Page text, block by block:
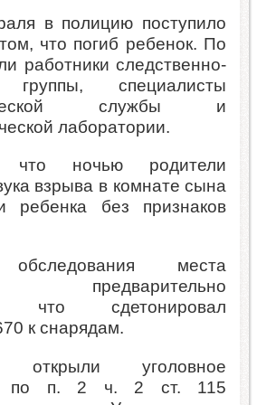
в полицию поступило
что погиб ребенок. По
работники следственно-
группы, специалисты
службы и
лаборатории.
что ночью родители
взрыва в комнате сына
ребенка без признаков
места
предварительно
что сдетонировал
к снарядам.
открыли уголовное
по п. 2 ч. 2 ст. 115